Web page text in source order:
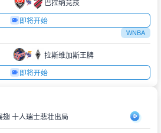
巴拉纳竞技
即将开始
WNBA
拉斯维加斯王牌
即将开始
翅 十人瑞士悲壮出局